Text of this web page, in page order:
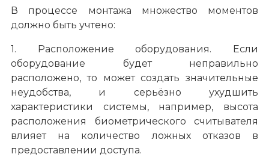
В процессе монтажа множество моментов
должно быть учтено:
1. Расположение оборудования. Если
оборудование будет неправильно
расположено, то может создать значительные
неудобства, и серьёзно ухудшить
характеристики системы, например, высота
расположения биометрического считывателя
влияет на количество ложных отказов в
предоставлении доступа.